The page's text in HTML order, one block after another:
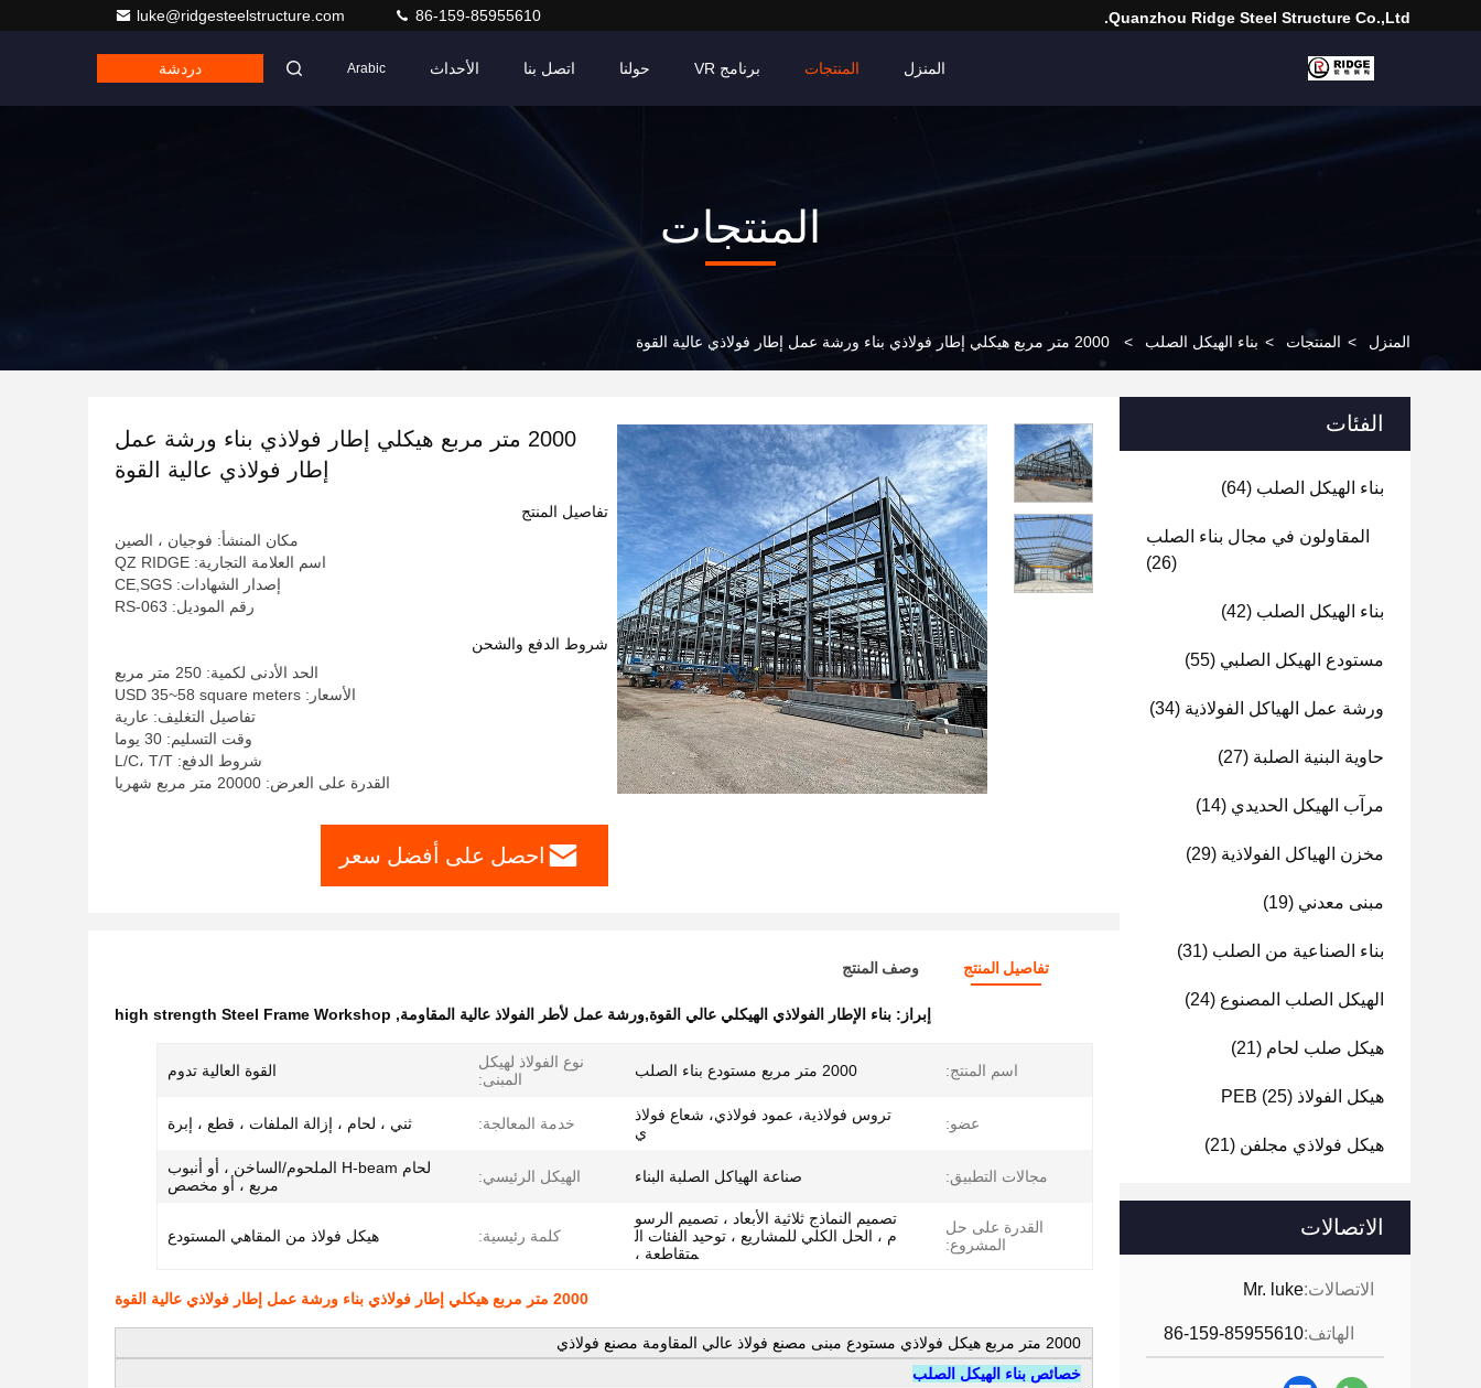
Quanzhou Ridge Steel Structure Co.,Ltd.
luke@ridgesteelstructure.com 86-159-85955610
المنزل المنتجات برنامج VR حولنا اتصل بنا الأحداث Arabic دردشة
المنتجات
المنزل > المنتجات > بناء الهيكل الصلب > 2000 متر مربع هيكلي إطار فولاذي بناء ورشة عمل إطار فولاذي عالية القوة
الفئات
بناء الهيكل الصلب (64)
المقاولون في مجال بناء الصلب
(26)
بناء الهيكل الصلب (42)
مستودع الهيكل الصلبي (55)
ورشة عمل الهياكل الفولاذية (34)
حاوية البنية الصلبة (27)
مرآب الهيكل الحديدي (14)
مخزن الهياكل الفولاذية (29)
مبنى معدني (19)
بناء الصناعية من الصلب (31)
الهيكل الصلب المصنوع (24)
هيكل صلب لحام (21)
هيكل الفولاذ PEB (25)
هيكل فولاذي مجلفن (21)
الاتصالات
الاتصالات:Mr. luke
الهاتف:86-159-85955610
2000 متر مربع هيكلي إطار فولاذي بناء ورشة عمل
إطار فولاذي عالية القوة
تفاصيل المنتج
مكان المنشأ: فوجيان ، الصين
اسم العلامة التجارية: QZ RIDGE
إصدار الشهادات: CE,SGS
رقم الموديل: RS-063
شروط الدفع والشحن
الحد الأدنى لكمية: 250 متر مربع
الأسعار: USD 35~58 square meters
تفاصيل التغليف: عارية
وقت التسليم: 30 يوما
شروط الدفع: L/C، T/T
القدرة على العرض: 20000 متر مربع شهريا
احصل على أفضل سعر
تفاصيل المنتج وصف المنتج
إبراز: بناء الإطار الفولاذي الهيكلي عالي القوة,ورشة عمل لأطر الفولاذ عالية المقاومة,
high strength Steel Frame Workshop
اسم المنتج: 2000 متر مربع مستودع بناء الصلب
نوع الفولاذ لهيكل
المبنى:
القوة العالية تدوم
عضو:
تروس فولاذية، عمود فولاذي، شعاع فولاذ
ي
خدمة المعالجة: ثني ، لحام ، إزالة الملفات ، قطع ، إبرة
مجالات التطبيق: صناعة الهياكل الصلبة البناء الهيكل الرئيسي:
لحام H-beam الملحوم/الساخن ، أو أنبوب
مربع ، أو مخصص
القدرة على حل
المشروع:
تصميم النماذج ثلاثية الأبعاد ، تصميم الرسو
م ، الحل الكلي للمشاريع ، توحيد الفئات ال
متقاطعة ،
كلمة رئيسية: هيكل فولاذ من المقاهي المستودع
2000 متر مربع هيكلي إطار فولاذي بناء ورشة عمل إطار فولاذي عالية القوة
2000 متر مربع هيكل فولاذي مستودع مبنى مصنع فولاذ عالي المقاومة مصنع فولاذي
خصائص بناء الهيكل الصلب